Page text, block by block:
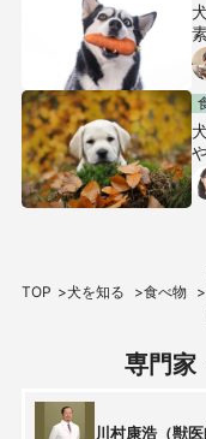
TOP 犬を知る 食べ物
専門家
川村康浩（獣医